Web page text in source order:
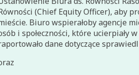
(Chief Equity Officer), aby
Biuro wspierałoby agencje
i społeczności, które ucierpiały
dane dotyczące